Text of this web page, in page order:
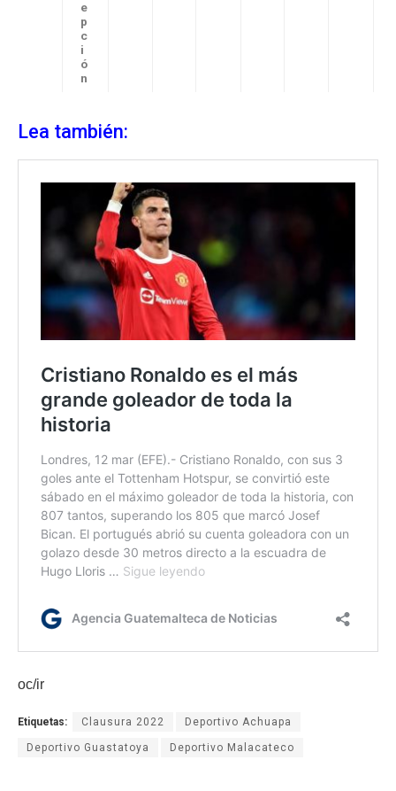
e
p
c
i
ó
n
Lea también:
oc/ir
Etiquetas: Clausura 2022 Deportivo Achuapa
Deportivo Guastatoya Deportivo Malacateco